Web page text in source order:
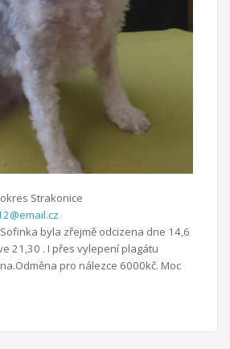
Strakonice
byla zřejmě odcizena dne 14,6
21,30 . I přes vylepení plagátu
pro nálezce 6000kč. Moc